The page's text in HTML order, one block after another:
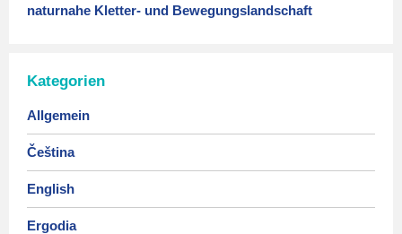
naturnahe Kletter- und Bewegungslandschaft
Kategorien
Allgemein
Čeština
English
Ergodia